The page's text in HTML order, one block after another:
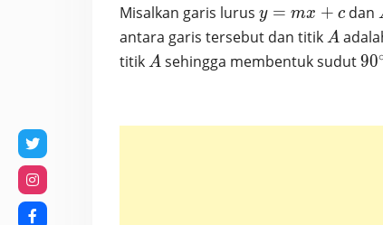
Misalkan garis lurus y=mx+c
y = mx + c dan
antara garis tersebut dan titik A
A
titik A
A sehingga membentuk sudut90